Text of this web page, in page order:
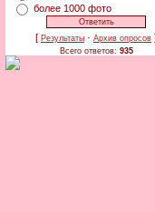
более 1000 фото
[ Результаты · Архив опросов
Всего ответов: 935